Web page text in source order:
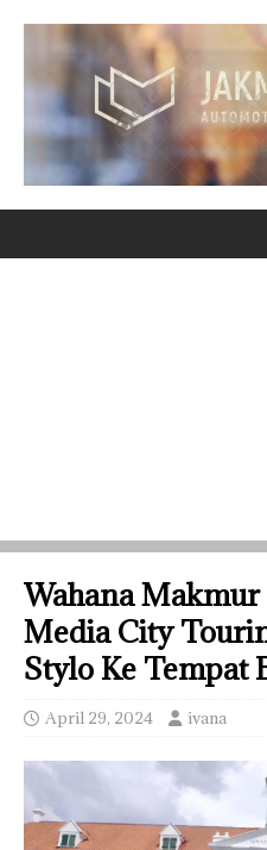
Wahana Makmur
Media City
Stylo Ke Tempat
April 29, 2024 ivana